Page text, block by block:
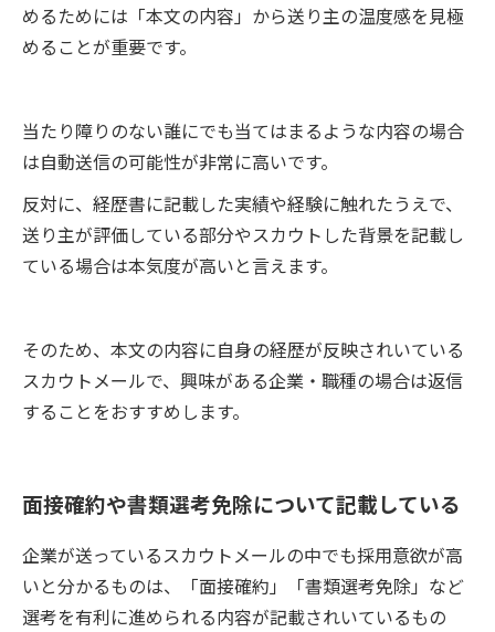
めるためには「本文の内容」から送り主の温度感を見極
めることが重要です。
当たり障りのない誰にでも当てはまるような内容の場合
は自動送信の可能性が非常に高いです。
反対に、経歴書に記載した実績や経験に触れたうえで、
送り主が評価している部分やスカウトした背景を記載し
ている場合は本気度が高いと言えます。
そのため、本文の内容に自身の経歴が反映されいている
スカウトメールで、興味がある企業・職種の場合は返信
することをおすすめします。
面接確約や書類選考免除について記載している
企業が送っているスカウトメールの中でも採用意欲が高
いと分かるものは、「面接確約」「書類選考免除」など
選考を有利に進められる内容が記載されいているもの